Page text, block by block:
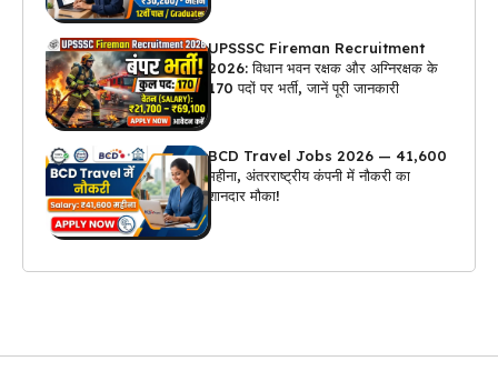
UPSSSC Fireman Recruitment
2026: विधान भवन रक्षक और अग्निरक्षक के
170 पदों पर भर्ती, जानें पूरी जानकारी
BCD Travel Jobs 2026 — ₹41,600
महीना, अंतरराष्ट्रीय कंपनी में नौकरी का
शानदार मौका!